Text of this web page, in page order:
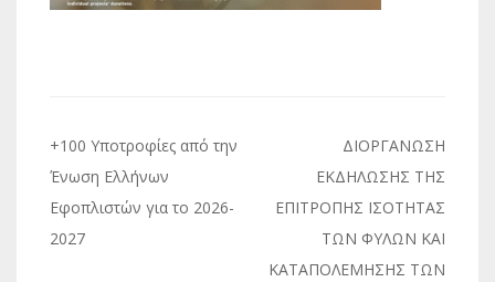
Πλοήγηση
άρθρων
+100 Υποτροφίες από την
Ένωση Ελλήνων
Εφοπλιστών για το 2026-
2027
ΔΙΟΡΓΑΝΩΣΗ
ΕΚΔΗΛΩΣΗΣ ΤΗΣ
ΕΠΙΤΡΟΠΗΣ ΙΣΟΤΗΤΑΣ
ΤΩΝ ΦΥΛΩΝ ΚΑΙ
ΚΑΤΑΠΟΛΕΜΗΣΗΣ ΤΩΝ